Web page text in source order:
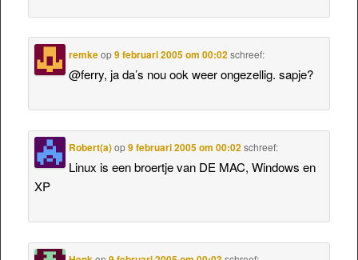
remkeop9 februari 2005 om 00:02 schreef:
@ferry, ja da’s nou ook weer ongezellig. sapje?
Robert(a)op9 februari 2005 om 00:02 schreef:
Linux is een broertje van DE MAC, Windows en
XP